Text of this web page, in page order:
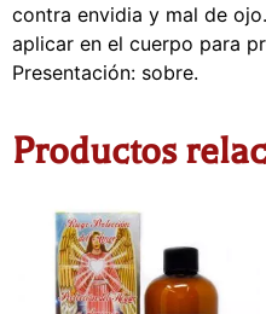
contra envidia y mal de
aplicar en el cuerpo para
Presentación: sobre.
Productos